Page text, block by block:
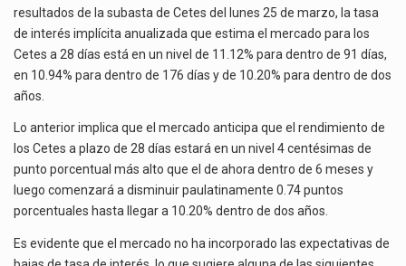
resultados de la subasta de Cetes del lunes 25 de marzo, la tasa
de interés implícita anualizada que estima el mercado para los
Cetes a 28 días está en un nivel de 11.12% para dentro de 91 días,
en 10.94% para dentro de 176 días y de 10.20% para dentro de dos
años.
Lo anterior implica que el mercado anticipa que el rendimiento de
los Cetes a plazo de 28 días estará en un nivel 4 centésimas de
punto porcentual más alto que el de ahora dentro de 6 meses y
luego comenzará a disminuir paulatinamente 0.74 puntos
porcentuales hasta llegar a 10.20% dentro de dos años.
Es evidente que el mercado no ha incorporado las expectativas de